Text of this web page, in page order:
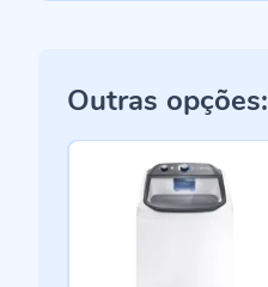
Outras opções: